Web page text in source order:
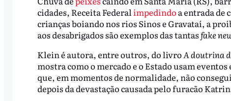
cidades, Receita Federal impedindo a entrada de
crianças boiando nos rios Sinos e Gravataí, a
aos desabrigados são exemplos das tantasfake
Klein é autora, entre outros, do livro A doutrina
mostra como o mercado e o Estado usam
que, em momentos de normalidade, não
depois da devastação causada pelo furacão